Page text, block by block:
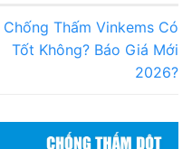
Chống Thấm Vinkems Có
Tốt Không? Báo Giá Mới
2026?